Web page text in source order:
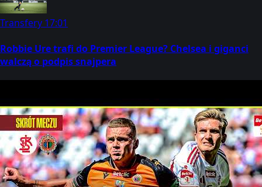
Transfery 17:01
Robbie Ure trafi do Premier League? Chelsea i giganci
walczą o podpis snajpera